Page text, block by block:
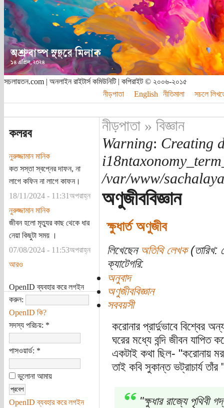
সচলায়তন.com | অনলাইন রাইটার্স কমিউনিটি | কপিরাইট © ২০০৬-২০১৫
নীড়পাতা
English নীতিমালা সচলে
কলরব
নুরুজ্জামান মানিক
কত সস্তা স্বপ্নের দাফন, না
লাগে কফিন না লাগে কাফন।
18/11/2024 - 11:31অপরাহ্ন
নুরুজ্জামান মানিক
জীবন হলো মৃত্যুর কাছ থেকে ধার
নেয়া কিছুটা সময় ।
07/08/2024 - 11:53অপরাহ্ন
আরও
OpenID ব্যবহার করে লগইন
করুন:
OpenID কি?
সদস্য পরিচয়: *
পাসওয়ার্ড: *
ভুলোনা আমায়
OpenID ব্যবহার করে লগইন
নীড়পাতা» বিজ্ঞান
Warning: Creating
/var/www/
অণুজীববিজ্ঞান
ক্ষুধার্ত অণুজীব
লিখেছেন অতিথি লেখক(তারিখ:
ক্যাটেগরি:
অনুবাদ
অণুজীববিজ্ঞান
সববয়সী
করোনার প্রার্দুভাবে বিশ্বের
ঘরের মধ্যে বন্দি জীবন যাপিত
একটাই কথা ছিল- "করোনায়
তাই কবি সুকান্ত ভট্রাচার্য
"ক্ষুধার রাজ্যে পৃথিবী